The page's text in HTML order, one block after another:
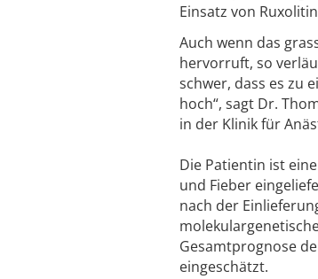
Einsatz von
Auch wenn das
hervorruft, so
schwer, dass es zu
hoch“, sagt Dr.
in der Klinik für
Die Patientin ist
und Fieber
nach der
Gesamtprognose
eingeschätzt.